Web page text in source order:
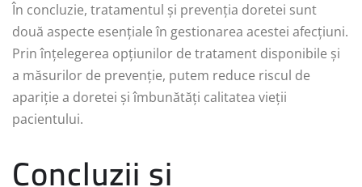
În concluzie, tratamentul și prevenția doretei sunt
două aspecte esențiale în gestionarea acestei afecțiuni.
Prin înțelegerea opțiunilor de tratament disponibile și
a măsurilor de prevenție, putem reduce riscul de
apariție a doretei și îmbunătăți calitatea vieții
pacientului.
Concluzii și